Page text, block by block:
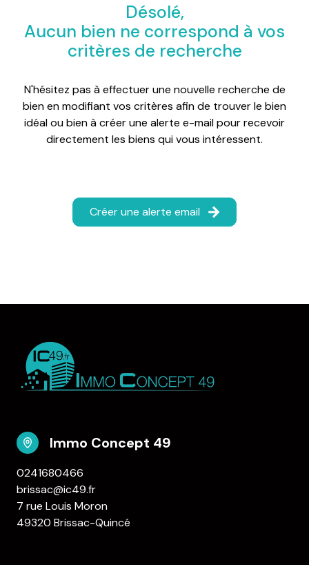
Désolé,
Aucun bien ne correspond à vos
critères de recherche
N'hésitez pas à effectuer une nouvelle recherche de
bien en modifiant vos critères afin de trouver le bien
idéal ou bien à créer une alerte e-mail pour recevoir
directement les biens qui vous intéressent.
Créer une alerte email
Immo Concept 49
0241680466
brissac@ic49.fr
7 rue Louis Moron
49320 Brissac-Quincé